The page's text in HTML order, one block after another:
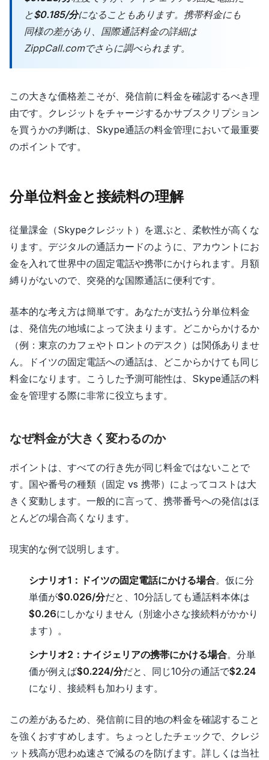
と$0.185/分になることもあります。携帯料金にも
同様の差があり、国際通話料金の詳細は
ZippCall.comでさらに調べられます。
この大きな価格差こそが、発信前に料金を確認するべき理
由です。クレジットをチャージするかサブスクリプション
を買うかの判断は、Skype通話の料金管理において最重要
のポイントです。
分単位料金と接続料の理解
従量課金（Skypeクレジット）を選ぶと、柔軟性が高くな
ります。デジタルの通話カードのように、アカウントにお
金を入れて世界中の固定電話や携帯にかけられます。月額
縛りがないので、突発的な国際通話に便利です。
基本的な考え方は簡単です。あなたが支払う分単位料金
は、発信先の地域によって決まります。どこからかけるか
（例：東京のカフェやトロントのデスク）は関係ありませ
ん。ドイツの固定電話への通話は、どこからかけても同じ
料金になります。こうした予測可能性は、Skype通話の料
金を管理する際に非常に役立ちます。
なぜ料金が大きく変わるのか
ポイントは、すべての行き先が同じ料金ではないことで
す。国や番号の種類（固定 vs 携帯）によってコストは大
きく変動します。一般的に言って、携帯番号への発信はほ
とんどの場合高くなります。
現実的な例で説明します。
シナリオ1：ドイツの固定電話にかける場合。仮に分
単価が$0.026/分だと、10分話しても通話料本体は
$0.26にしかなりません（別途小さな接続料がかかり
ます）。
シナリオ2：ナイジェリアの携帯にかける場合。分単
価が例えば$0.224/分だと、同じ10分の通話で$2.24
になり、接続料も加わります。
この差があるため、発信前に目的地の料金を確認すること
を強くおすすめします。ちょっとしたチェックで、クレジ
ット残高が思わぬ速さで減るのを防げます。詳しくは当社